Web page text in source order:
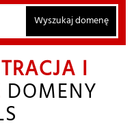
Wyszukaj domenę
I
DOMENY